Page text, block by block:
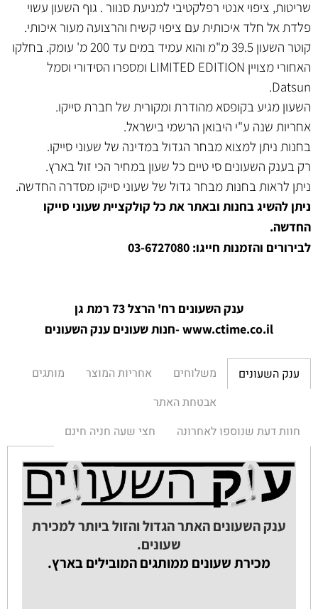
שריטות, ציפוי אנטי רפלקטיבי למניעת סנוור . גוף השעון עשוי
פלדת אל חלד איכותית עם ציפוי קשיח והרצועה מעור איכותי.
קוטר השעון 39.5 מ"מ והוא עמיד במים עד 200 מ' עומק. בחלקו
האחורי מצויין LIMITED EDITION ומספרו הסידורי וסמל
Datsun.
השעון מגיע בקופסא מהודרת ומקורית של חברת סייקו.
אחריות שנה ע"י היבואן הרשמי בישראל.
בחנות ניתן למצוא מבחר הגדול במדינה של שעוני סייקו.
רק בענק השעונים סי טיים כל שעון במחיר הכי זול בארץ.
ניתן לראות בחנות מבחר גדול של שעוני סייקו מסדרה החדשה.
ניתן להשיג בחנות ובאתר את כל קולקציית שעוני סייקו
החדשה.
לבירורים והזמנות חייגו: 03-6727080
ענק השעונים רח' הרצל 73 רמת גן
www.ctime.co.il-חנות שעונים ענק השעונים
ענק השעונים משלוחים אחריות המוצר
מותגים
אבטחת האתר
חוות דעת שנוספו לאחרונה
חצי שעה חניה חינם
ענק השעונים האתר הגדול והזול ביותר למכירת
שעונים.
מכירת שעונים ממותגים המובילים בארץ.